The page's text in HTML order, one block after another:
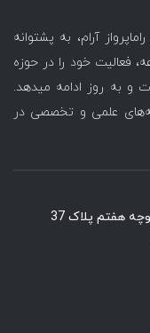
آرام، به پشتوانه
فعالیت خود را در حوزه
و به روز ادامه میدهد.
علمی و تخصصی در
یوسف آباد خیابان اسد آبادی جنب کوچه هفتم پلاک 37